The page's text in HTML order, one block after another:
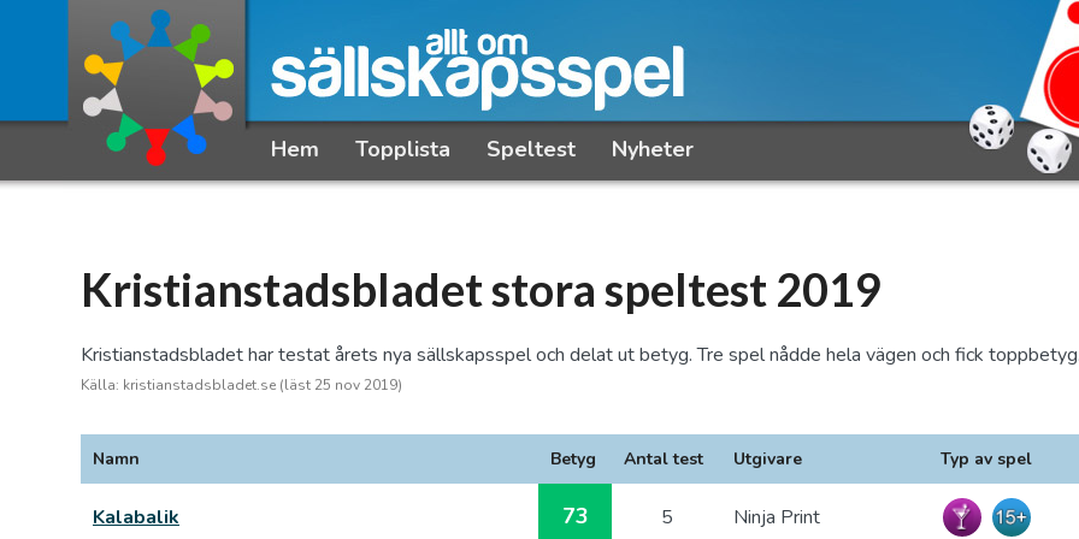
Hem Topplista Speltest Nyheter
Kristianstadsbladet stora speltest 2019
Kristianstadsbladet har testat årets nya sällskapsspel och delat ut betyg. Tre spel nådde hela vägen och fick
Källa: kristianstadsbladet.se (läst 25 nov 2019)
Namn Betyg Antal test Utgivare Typ av spel
Kalabalik 73 5 Ninja Print